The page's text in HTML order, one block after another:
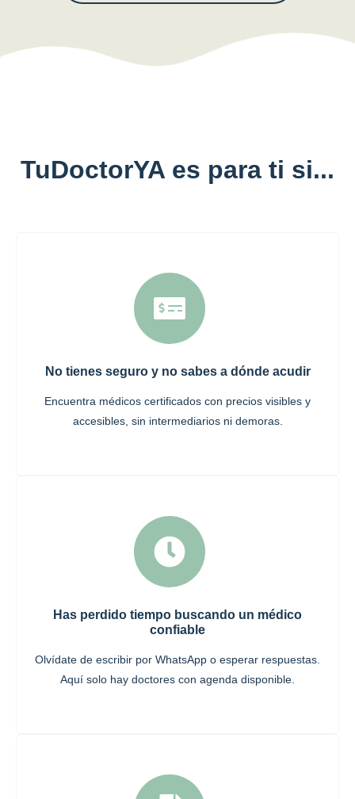
TuDoctorYA es para ti si...
No tienes seguro y no sabes a dónde acudir
Encuentra médicos certificados con precios visibles y
accesibles, sin intermediarios ni demoras.
Has perdido tiempo buscando un médico
confiable
Olvídate de escribir por WhatsApp o esperar respuestas.
Aquí solo hay doctores con agenda disponible.